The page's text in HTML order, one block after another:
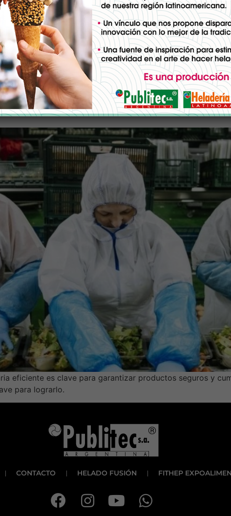
cambios dramáticos debido a un período de múltiples
y Ucrania.
eficiente de inocuidad
eficiente es clave para garantizar productos seguros y
para lograrlo.
CONTACTO HELADO FUSIÓN FITHEP